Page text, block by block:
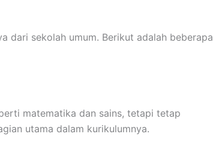
dari sekolah umum. Berikut adalah beberapa
matematika dan sains, tetapi tetap
utama dalam kurikulumnya.